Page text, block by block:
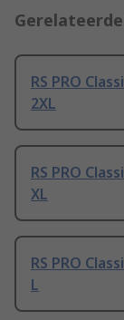
RS PRO
2XL
RS PRO
XL
RS PRO
L